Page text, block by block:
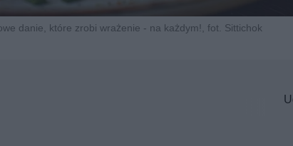
danie, które zrobi wrażenie - na każdym!, fot. Sittichok